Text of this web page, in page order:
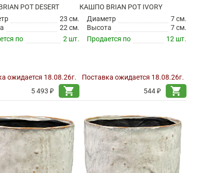
POT DESERT
23 см.
22 см.
по
2 шт.
ожидается 18.08.26г.
5 493 ₽
shopping_cart
КАШПО BRIAN POT IVORY
Диаметр
7 см.
Высота
7 см.
Продается по
12 шт.
Поставка ожидается 18.08.26г.
544 ₽
shopping_cart